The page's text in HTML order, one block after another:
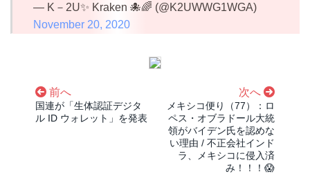
— K－2U✨ Kraken 🐙🌈 (@K2UWWG1WGA)
November 20, 2020
前へ
国連が「生体認証デジタ
ル ID ウォレット」を発表
次へ
メキシコ便り（77）：ロ
ペス・オブラドール大統
領がバイデン氏を認めな
い理由 / 不正会社インド
ラ、メキシコに侵入済
み！！！😱